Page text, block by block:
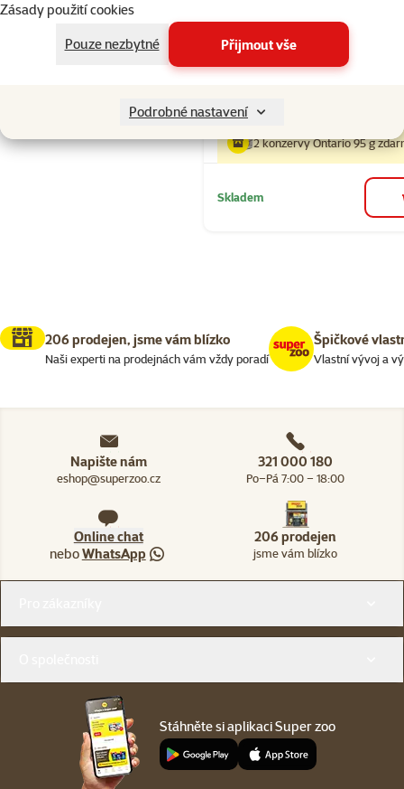
Zásady použití cookies
Pouze nezbytné
Přijmout vše
Podrobné nastavení
389 Kč
Cena za 100 g:
2 konzervy Ontario 95 g
Skladem
206 prodejen, jsme vám blízko
Naši experti na prodejnách vám vždy poradí
Špičkové
Vlastní vývoj a
Napište nám
eshop@superzoo.cz
321 000 180
Po–Pá 7:00 – 18:00
Online chat
neboWhatsApp
206 prodejen
jsme vám blízko
Stáhněte si aplikaci Super zoo